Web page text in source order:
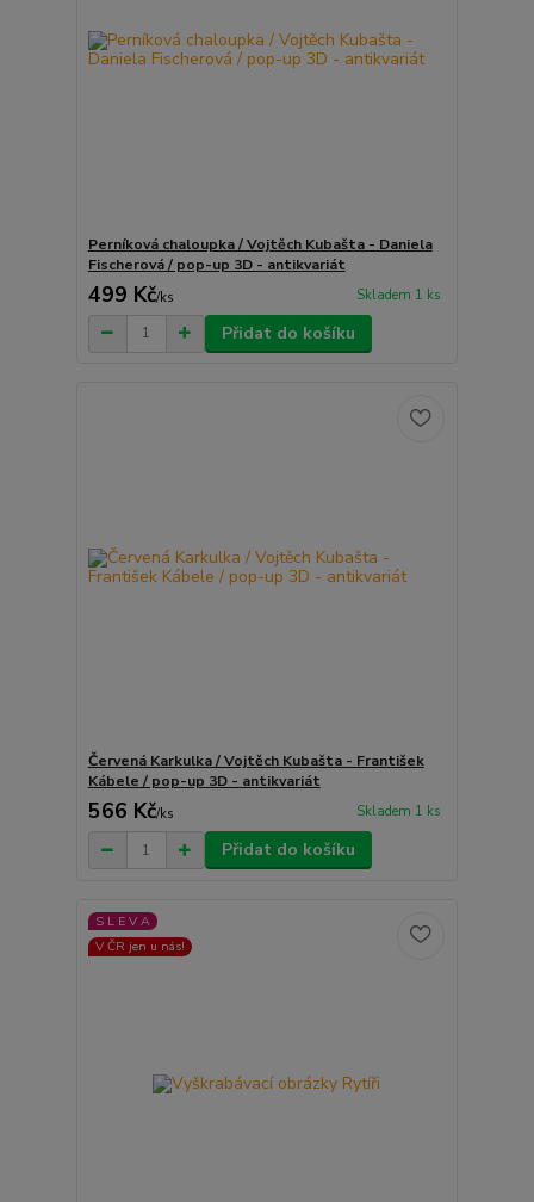
Perníková chaloupka / Vojtěch Kubašta - Daniela
Fischerová / pop-up 3D - antikvariát
499 Kč/ks Skladem 1 ks
Přidat do košíku
Červená Karkulka / Vojtěch Kubašta - František
Kábele / pop-up 3D - antikvariát
566 Kč/ks Skladem 1 ks
Přidat do košíku
S L E V A
V ČR jen u nás!